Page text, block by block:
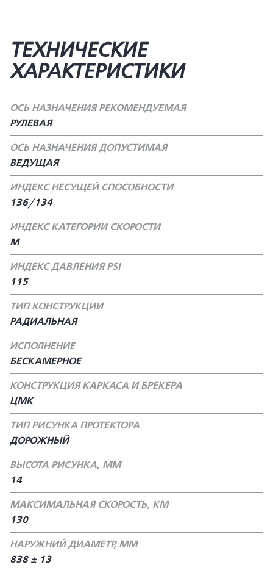
ТЕХНИЧЕСКИЕ
ХАРАКТЕРИСТИКИ
ОСЬ НАЗНАЧЕНИЯ РЕКОМЕНДУЕМАЯ
РУЛЕВАЯ
ОСЬ НАЗНАЧЕНИЯ ДОПУСТИМАЯ
ВЕДУЩАЯ
ИНДЕКС НЕСУЩЕЙ СПОСОБНОСТИ
136/134
ИНДЕКС КАТЕГОРИИ СКОРОСТИ
М
ИНДЕКС ДАВЛЕНИЯ PSI
115
ТИП КОНСТРУКЦИИ
РАДИАЛЬНАЯ
ИСПОЛНЕНИЕ
БЕСКАМЕРНОЕ
КОНСТРУКЦИЯ КАРКАСА И БРЕКЕРА
ЦМК
ТИП РИСУНКА ПРОТЕКТОРА
ДОРОЖНЫЙ
ВЫСОТА РИСУНКА, ММ
14
МАКСИМАЛЬНАЯ СКОРОСТЬ, КМ
130
НАРУЖНИЙ ДИАМЕТР, ММ
838 ± 13